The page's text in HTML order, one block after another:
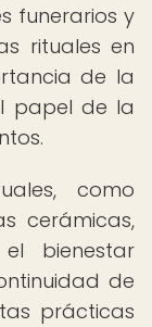
funerarios y
rituales en
de la
papel de la
como
cerámicas,
bienestar
de
prácticas